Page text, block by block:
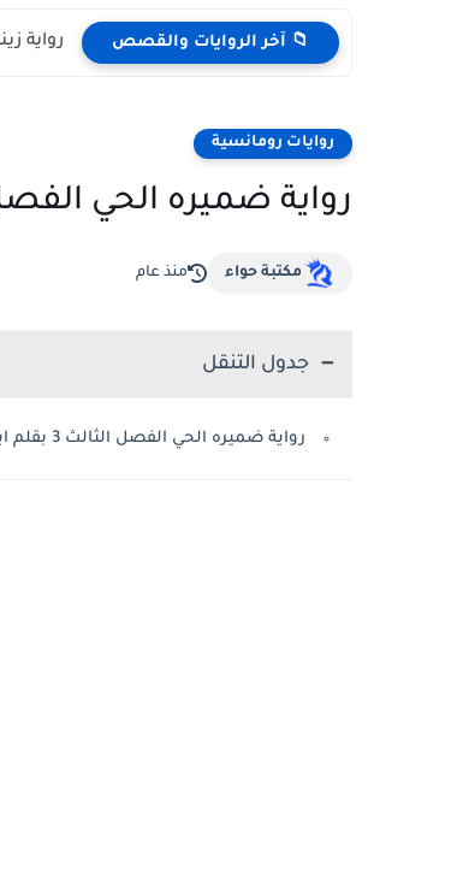
📁 آخر الروايات والقصص رواية
روايات رومانسية
رواية ضميره الحي الفصل الثالث 3
مكتبة حواء منذ عام
جدول التنقل
رواية ضميره الحي الفصل الثالث 3 بقلم اية احمد